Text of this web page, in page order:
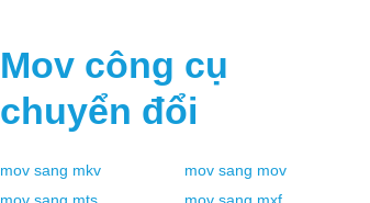
Mov công cụ
chuyển đổi
mov sang mkv mov sang mov